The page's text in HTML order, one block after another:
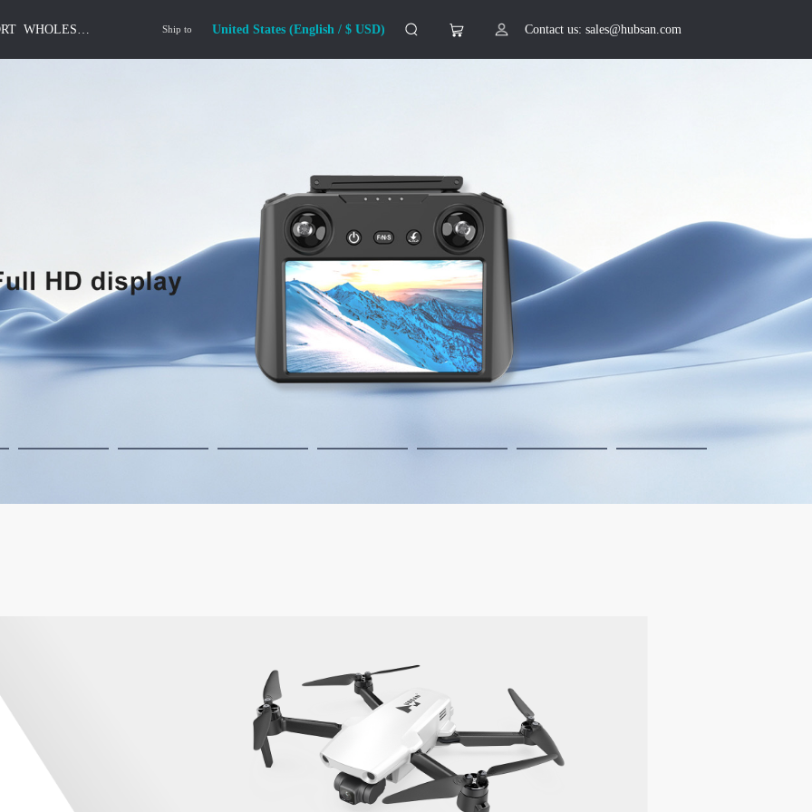
WHOLESALE Ship to United States (English / $ USD) Contact us: sales@hubsan.com